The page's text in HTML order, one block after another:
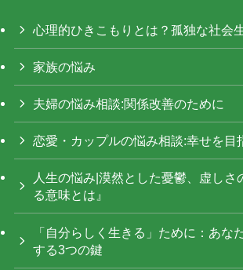
心理的ひきこもりとは？孤独な社会
家族の悩み
夫婦の悩み相談:関係改善のために
恋愛・カップルの悩み相談:幸せを目
人生の悩み|漠然とした憂鬱、虚しさ
る意味とは』
「自分らしく生きる」ために：あな
する3つの鍵